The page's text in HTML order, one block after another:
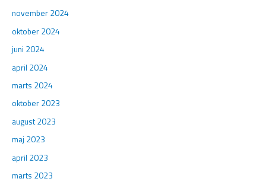
november 2024
oktober 2024
juni 2024
april 2024
marts 2024
oktober 2023
august 2023
maj 2023
april 2023
marts 2023